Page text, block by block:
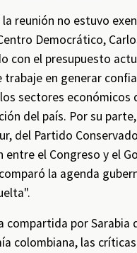
la reunión no estuvo
Democrático,
con el presupuesto
trabaje en generar
sectores económicos
del país. Por su
del Partido
entre el Congreso y el
la agenda
compartida por Sarabia
colombiana, las